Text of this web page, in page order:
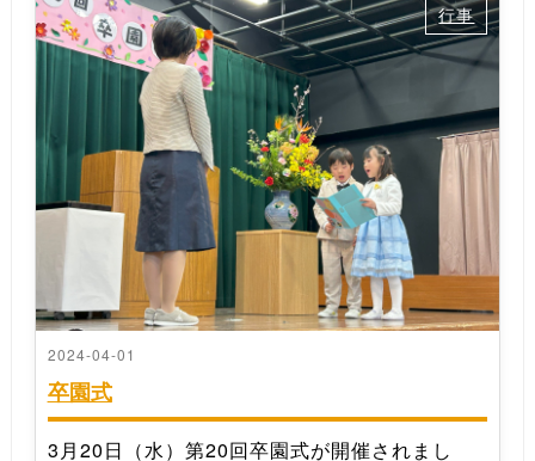
2024-04-01
卒園式
行事
3月20日（水）第20回卒園式が開催されまし